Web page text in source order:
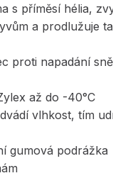
s příměsí hélia,
a prodlužuje
proti napadání
až do -40°C
vlhkost, tím
gumová podrážka